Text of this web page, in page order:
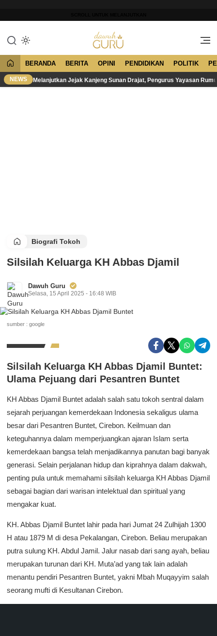
konten
Dawuh Guru
Merawat Tradisi, Membangun
BERANDA BERITA OPINI PENDIDIKAN POLITIK
NEWS Melanjutkan Jejak Kanjeng Sunan Drajat, Pengurus Yayasan
Biografi Tokoh
Silsilah Keluarga KH Abbas Djamil
Dawuh Guru
Selasa, 15 April 2025 - 16:48 WIB
sumber : google
Silsilah Keluarga KH Abbas Djamil Buntet:
Ulama Pejuang dari Pesantren Buntet
KH Abbas Djamil Buntet adalah salah satu tokoh sentral dalam
sejarah perjuangan kemerdekaan Indonesia sekaligus ulama
besar dari Pesantren Buntet, Cirebon. Keilmuan dan
keteguhannya dalam memperjuangkan ajaran Islam serta
kemerdekaan bangsa telah menjadikannya panutan bagi banyak
generasi. Selain perjalanan hidup dan kiprahnya dalam dakwah,
penting pula untuk memahami silsilah keluarga KH Abbas Djamil
sebagai bagian dari warisan intelektual dan spiritual yang
mengakar kuat.
KH. Abbas Djamil Buntet lahir pada hari Jumat 24 Zulhijah 1300
H atau 1879 M di desa Pekalangan, Cirebon. Beliau merupakan
putra sulung KH. Abdul Jamil. Jalur nasab dari sang ayah, beliau
merupakan turunan dari KH. Muta’ad yang tak lain adalah
menantu pendiri Pesantren Buntet, yakni Mbah Muqayyim salah
seorang mufti di Kesultanan Cirebon.